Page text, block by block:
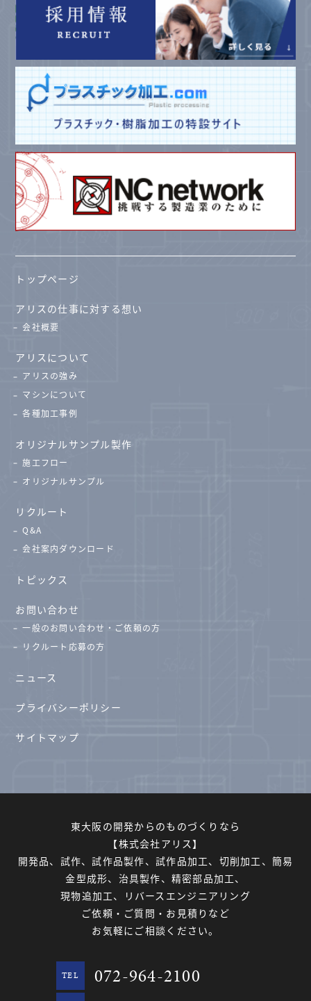
トップページ
アリスの仕事に対する想い
会社概要
アリスについて
アリスの強み
マシンについて
各種加工事例
オリジナルサンプル製作
施工フロー
オリジナルサンプル
リクルート
Q&A
会社案内ダウンロード
トピックス
お問い合わせ
一般のお問い合わせ・ご依頼の方
リクルート応募の方
ニュース
プライバシーポリシー
サイトマップ
東大阪の開発からのものづくりなら
【株式会社アリス】
開発品、試作、試作品製作、試作品加工、切削加工、簡易
金型成形、治具製作、精密部品加工、
現物追加工、リバースエンジニアリング
ご依頼・ご質問・お見積りなど
お気軽にご相談ください。
TEL 072-964-2100